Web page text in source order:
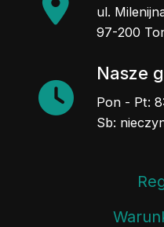
ul.
97-200
Nasze
Pon - Pt:
Sb: